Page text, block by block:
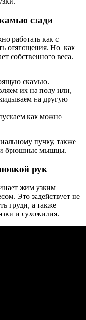
сзади
работать как с
отягощения. Но, как
собственного веса.
скамью.
их на полу или,
на другую
как можно
пучку, также
и брюшные мышцы.
рук
жим узким
Это задействует не
груди, а также
и сухожилия.